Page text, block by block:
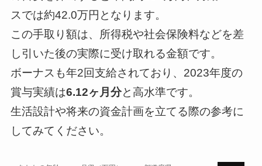
-- --
--
スでは約42.0万円となります。
この手取り額は、所得税や社会保険料などを差
し引いた後の実際に受け取れる金額です。
ボーナスも年2回支給されており、2023年度の
賞与実績は6.12ヶ月分と高水準です。
生活設計や将来の資金計画を立てる際の参考に
してみてください。